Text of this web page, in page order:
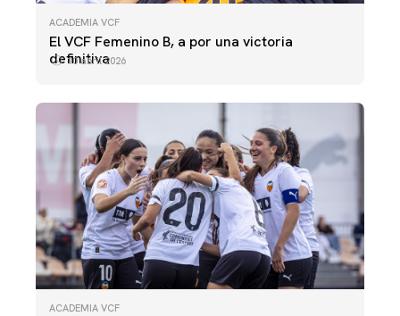
ACADEMIA VCF
El VCF Femenino B, a por una victoria
definitiva
10 abril 2026
ACADEMIA VCF